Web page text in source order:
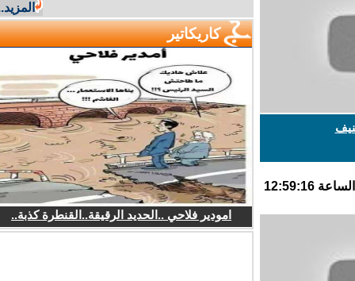
المزيد...
كاريكاتير
امودير فلاحي ..الحديد الرقيقة..القنطرة كذبة..